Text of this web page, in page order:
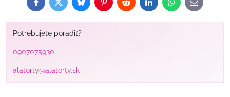
FacebookTwitterBlueskyPinterestRedditLinkedInWhatsApp
E-
mail
Potrebujete poradiť?
0907075930
alatorty@alatorty.sk